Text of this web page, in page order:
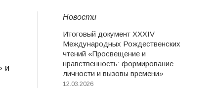
и
Новости
Итоговый документ XXХIV
Международных Рождественских
чтений «Просвещение и
нравственность: формирование
личности и вызовы времени»
12.03.2026